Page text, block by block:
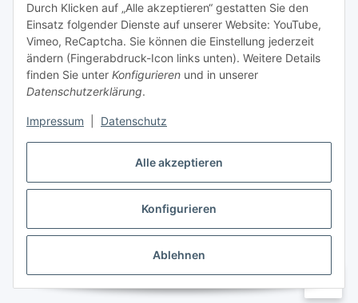
Alle akzeptieren
Konfigurieren
Ablehnen
Durch Klicken auf „Alle akzeptieren“ gestatten Sie den
Einsatz folgender Dienste auf unserer Website: YouTube,
Vimeo, ReCaptcha. Sie können die Einstellung jederzeit
ändern (Fingerabdruck-Icon links unten). Weitere Details
finden Sie unter Konfigurieren und in unserer
Datenschutzerklärung.
Impressum Datenschutz
Gesetzliche Informationen
Mein Konto
masterframe GmbH
Vertrag widerrufen
* Alle Preise inkl. gesetzlicher USt., zzgl.Versand